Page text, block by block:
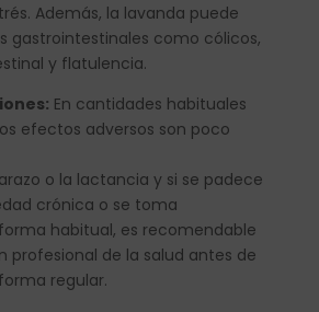
Además, la lavanda puede
gastrointestinales como cólicos,
y flatulencia.
En cantidades habituales
efectos adversos son poco
o la lactancia y si se padece
crónica o se toma
habitual, es recomendable
profesional de la salud antes de
regular.